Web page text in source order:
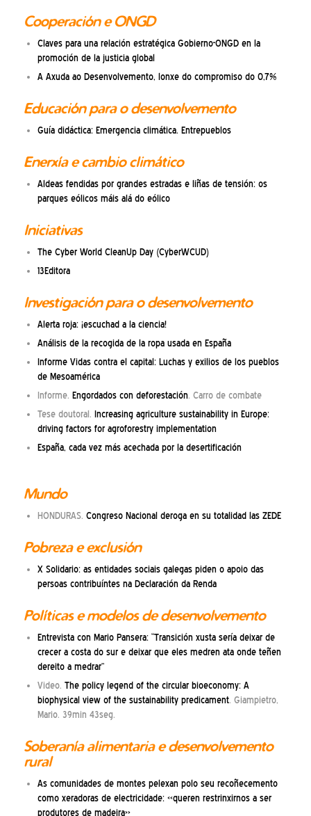
Cooperación e ONGD
Claves para una relación estratégica Gobierno-ONGD en la
promoción de la justicia global
A Axuda ao Desenvolvemento, lonxe do compromiso do 0,7%
Educación para o desenvolvemento
Guía didáctica: Emergencia climática. Entrepueblos
Enerxía e cambio climático
Aldeas fendidas por grandes estradas e liñas de tensión: os
parques eólicos máis alá do eólico
Iniciativas
The Cyber World CleanUp Day (CyberWCUD)
13Editora
Investigación para o desenvolvemento
Alerta roja: ¡escuchad a la ciencia!
Análisis de la recogida de la ropa usada en España
Informe Vidas contra el capital: Luchas y exilios de los pueblos
de Mesoamérica
Informe. Engordados con deforestación. Carro de combate
Tese doutoral. Increasing agriculture sustainability in Europe:
driving factors for agroforestry implementation
España, cada vez más acechada por la desertificación
Mundo
HONDURAS. Congreso Nacional deroga en su totalidad las ZEDE
Pobreza e exclusión
X Solidario: as entidades sociais galegas piden o apoio das
persoas contribuíntes na Declaración da Renda
Políticas e modelos de desenvolvemento
Entrevista con Mario Pansera: “Transición xusta sería deixar de
crecer a costa do sur e deixar que eles medren ata onde teñen
dereito a medrar”
Video. The policy legend of the circular bioeconomy: A
biophysical view of the sustainability predicament. Giampietro,
Mario. 39min 43seg.
Soberanía alimentaria e desenvolvemento
rural
As comunidades de montes pelexan polo seu recoñecemento
como xeradoras de electricidade: «queren restrinxirnos a ser
produtores de madeira»